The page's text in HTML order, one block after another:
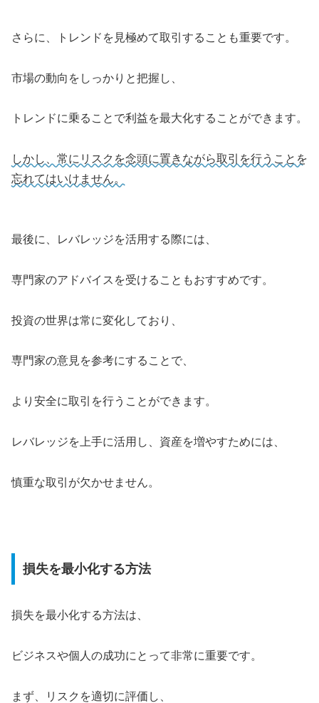
さらに、トレンドを見極めて取引することも重要です。
市場の動向をしっかりと把握し、
トレンドに乗ることで利益を最大化することができます。
しかし、常にリスクを念頭に置きながら取引を行うことを
忘れてはいけません。
最後に、レバレッジを活用する際には、
専門家のアドバイスを受けることもおすすめです。
投資の世界は常に変化しており、
専門家の意見を参考にすることで、
より安全に取引を行うことができます。
レバレッジを上手に活用し、資産を増やすためには、
慎重な取引が欠かせません。
損失を最小化する方法
損失を最小化する方法は、
ビジネスや個人の成功にとって非常に重要です。
まず、リスクを適切に評価し、